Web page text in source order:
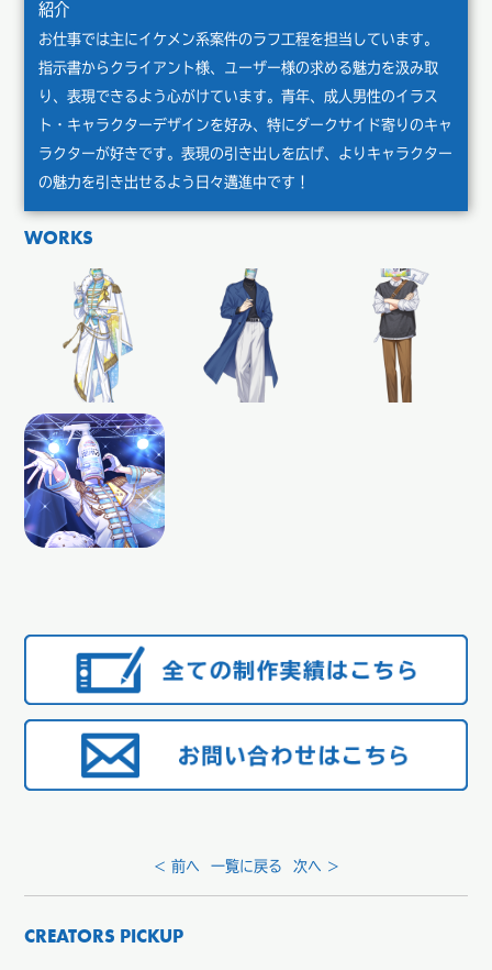
紹介
お仕事では主にイケメン系案件のラフ工程を担当しています。
指示書からクライアント様、ユーザー様の求める魅力を汲み取
り、表現できるよう心がけています。青年、成人男性のイラス
ト・キャラクターデザインを好み、特にダークサイド寄りのキャ
ラクターが好きです。表現の引き出しを広げ、よりキャラクター
の魅力を引き出せるよう日々邁進中です！
WORKS
< 前へ 一覧に戻る 次へ >
CREATORS PICKUP